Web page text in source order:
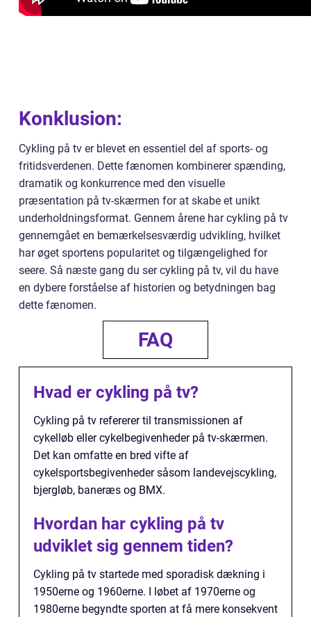
Konklusion:
Cykling på tv er blevet en essentiel del af sports- og
fritidsverdenen. Dette fænomen kombinerer spænding,
dramatik og konkurrence med den visuelle
præsentation på tv-skærmen for at skabe et unikt
underholdningsformat. Gennem årene har cykling på tv
gennemgået en bemærkelsesværdig udvikling, hvilket
har øget sportens popularitet og tilgængelighed for
seere. Så næste gang du ser cykling på tv, vil du have
en dybere forståelse af historien og betydningen bag
dette fænomen.
FAQ
Hvad er cykling på tv?
Cykling på tv refererer til transmissionen af
cykelløb eller cykelbegivenheder på tv-skærmen.
Det kan omfatte en bred vifte af
cykelsportsbegivenheder såsom landevejscykling,
bjergløb, baneræs og BMX.
Hvordan har cykling på tv
udviklet sig gennem tiden?
Cykling på tv startede med sporadisk dækning i
1950erne og 1960erne. I løbet af 1970erne og
1980erne begyndte sporten at få mere konsekvent